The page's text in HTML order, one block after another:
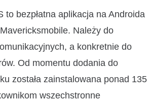
to bezpłatna aplikacja na Androida
Należy do
a konkretnie do
Od momentu dodania do
została zainstalowana ponad 135
wszechstronne